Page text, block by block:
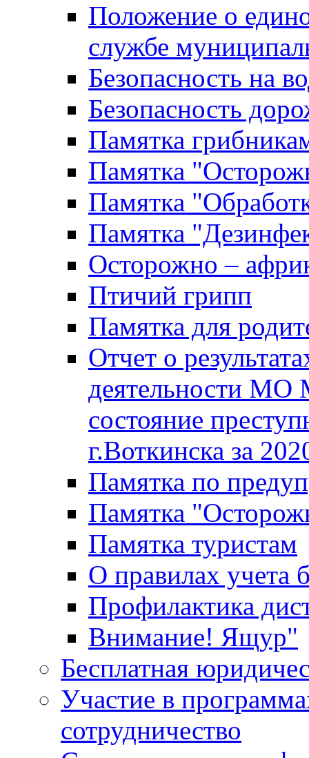
Положение о
службе
Безопасность на
Безопасность
Памятка
Памятка
Памятка
Памятка
Осторожно –
Птичий грипп
Памятка для
Отчет о
деятельности МО
состояние
г.Воткинска за
Памятка по
Памятка
Памятка туристам
О правилах учета
Профилактика
Внимание! Ящур"
Бесплатная
Участие в
сотрудничество